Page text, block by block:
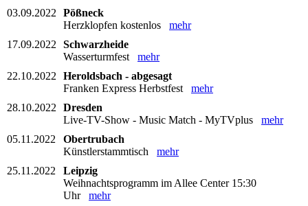
03.09.2022
Pößneck
Herzklopfen kostenlos mehr
17.09.2022
Schwarzheide
Wasserturmfest mehr
22.10.2022
Heroldsbach - abgesagt
Franken Express Herbstfest mehr
28.10.2022
Dresden
Live-TV-Show - Music Match - MyTVplus mehr
05.11.2022
Obertrubach
Künstlerstammtisch mehr
25.11.2022
Leipzig
Weihnachtsprogramm im Allee Center 15:30
Uhr mehr